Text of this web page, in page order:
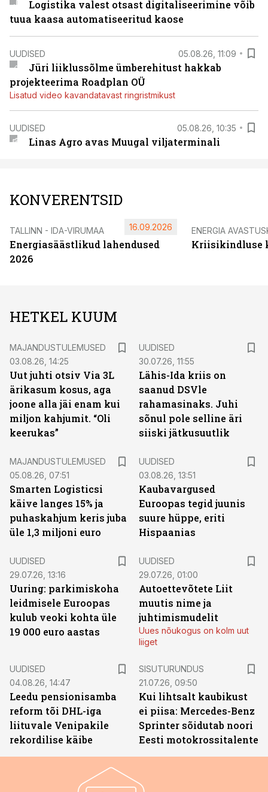
Logistika valest otsast digitaliseerimine võib
tuua kaasa automatiseeritud kaose
UUDISED 05.08.26, 11:09
Jüri liiklussõlme ümberehitust hakkab
projekteerima Roadplan OÜ
Lisatud video kavandatavast ringristmikust
UUDISED 05.08.26, 10:35
Linas Agro avas Muugal viljaterminali
KONVERENTSID
TALLINN - IDA-VIRUMAA
Energiasäästlikud lahendused
2026
16.09.2026 ENERGIA
Kriisikindluse
HETKEL KUUM
MAJANDUSTULEMUSED
03.08.26, 14:25
Uut juhti otsiv Via 3L
ärikasum kosus, aga
joone alla jäi enam kui
miljon kahjumit. “Oli
keerukas”
UUDISED
30.07.26, 11:55
Lähis-Ida kriis on
saanud DSVle
rahamasinaks. Juhi
sõnul pole selline äri
siiski jätkusuutlik
MAJANDUSTULEMUSED
05.08.26, 07:51
Smarten Logisticsi
käive langes 15% ja
puhaskahjum keris juba
üle 1,3 miljoni euro
UUDISED
03.08.26, 13:51
Kaubavargused
Euroopas tegid juunis
suure hüppe, eriti
Hispaanias
UUDISED
29.07.26, 13:16
Uuring: parkimiskoha
leidmisele Euroopas
kulub veoki kohta üle
19 000 euro aastas
UUDISED
29.07.26, 01:00
Autoettevõtete Liit
muutis nime ja
juhtimismudelit
Uues nõukogus on kolm uut
liiget
UUDISED
04.08.26, 14:47
Leedu pensionisamba
reform tõi DHL-iga
liituvale Venipakile
rekordilise käibe
SISUTURUNDUS
21.07.26, 09:50
Kui lihtsalt kaubikust
ei piisa: Mercedes-Benz
Sprinter sõidutab noori
Eesti motokrossitalente